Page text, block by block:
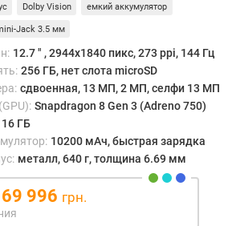
Dolby Vision емкий аккумулятор
Jack 3.5 мм
12.7 ″ , 2944x1840 пикс, 273 ppi, 144 Гц
256 ГБ, нет слота microSD
сдвоенная, 13 МП, 2 МП, селфи 13 МП
Snapdragon 8 Gen 3 (Adreno 750)
16 ГБ
10200 мАч, быстрая зарядка
металл, 640 г, толщина 6.69 мм
996 грн.